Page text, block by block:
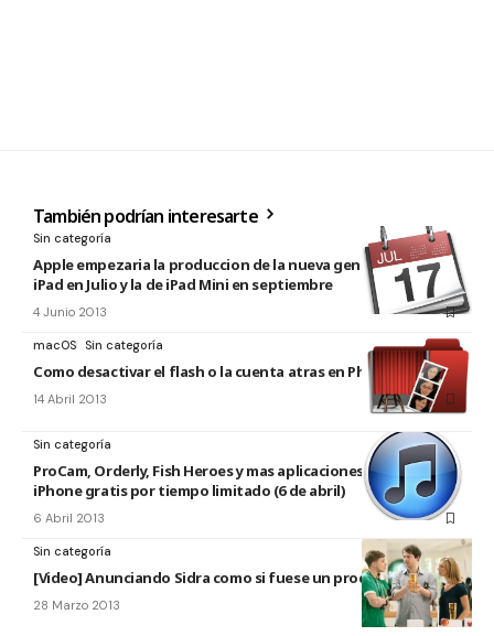
También podrían interesarte
Sin categoría
Apple empezaria la produccion de la nueva generación de
iPad en Julio y la de iPad Mini en septiembre
4 Junio 2013
macOS Sin categoría
Como desactivar el flash o la cuenta atras en Photo Booth
14 Abril 2013
Sin categoría
ProCam, Orderly, Fish Heroes y mas aplicaciones para iPad y
iPhone gratis por tiempo limitado (6 de abril)
6 Abril 2013
Sin categoría
[Video] Anunciando Sidra como si fuese un producto Apple
28 Marzo 2013